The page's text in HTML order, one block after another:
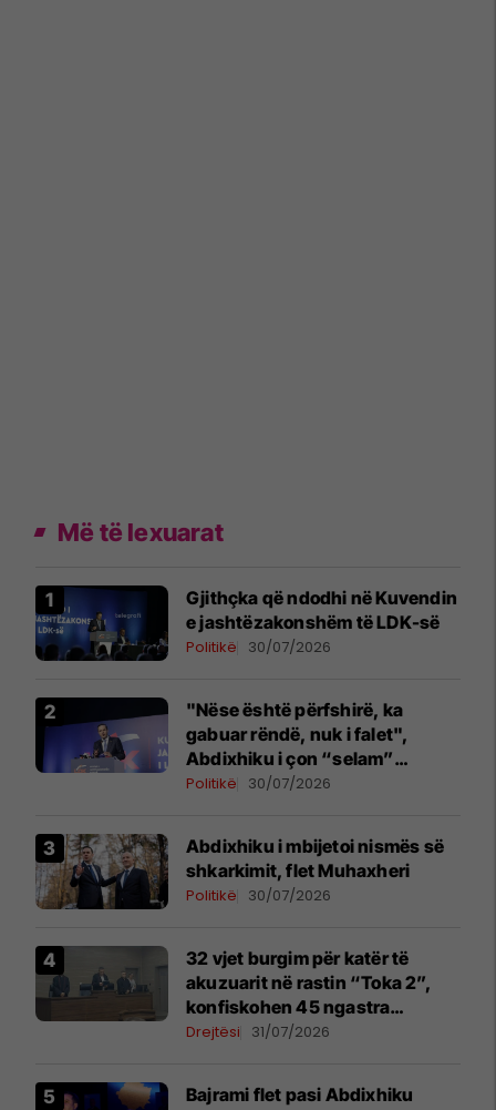
Më të lexuarat
Gjithçka që ndodhi në Kuvendin
e jashtëzakonshëm të LDK-së
Politikë 30/07/2026
"Nëse është përfshirë, ka
gabuar rëndë, nuk i falet",
Abdixhiku i çon “selam”
Përparim Ramës
Politikë 30/07/2026
Abdixhiku i mbijetoi nismës së
shkarkimit, flet Muhaxheri
Politikë 30/07/2026
32 vjet burgim për katër të
akuzuarit në rastin “Toka 2”,
konfiskohen 45 ngastra
kadastrale
Drejtësi 31/07/2026
Bajrami flet pasi Abdixhiku